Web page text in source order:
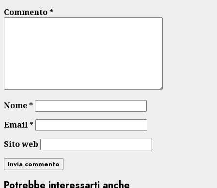
Commento*
Nome*
Email*
Sito web